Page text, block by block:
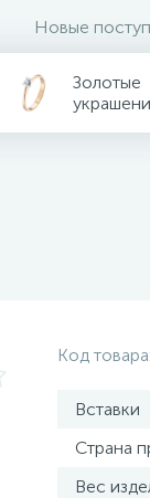
Новые
Золотые
Код товара:
Вставки
Страна
Вес